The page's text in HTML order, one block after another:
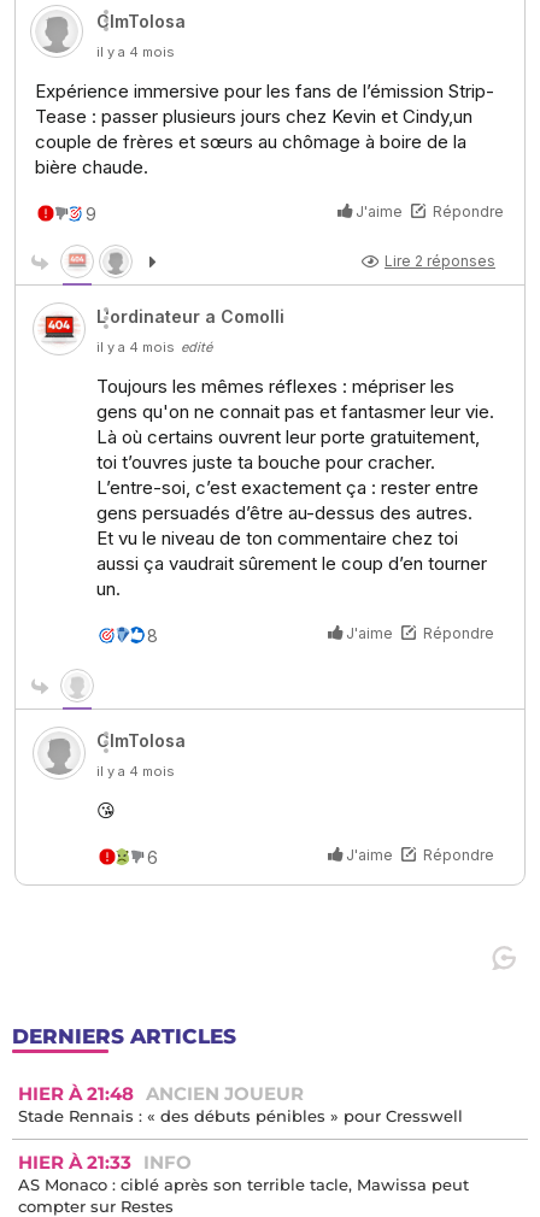
DERNIERS ARTICLES
HIER À 21:48 ANCIEN JOUEUR
Stade Rennais : « des débuts pénibles » pour Cresswell
HIER À 21:33 INFO
AS Monaco : ciblé après son terrible tacle, Mawissa peut
compter sur Restes